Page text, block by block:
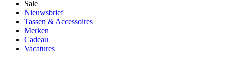
Sale
Nieuwsbrief
Tassen & Accessoires
Merken
Cadeau
Vacatures